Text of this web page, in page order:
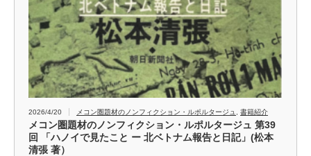
2026/4/20 メコン圏題材のノンフィクション・ルポルタージュ 書籍紹介
メコン圏題材のノンフィクション・ルポルタージュ 第39
回 「ハノイで見たこと ー 北ベトナム報告と日記」(松本
清張 著）